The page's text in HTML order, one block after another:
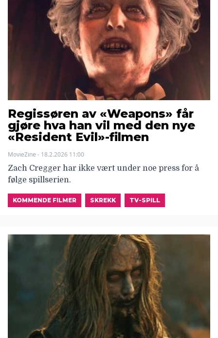
Regissøren av «Weapons» får
gjøre hva han vil med den nye
«Resident Evil»-filmen
MovieZine - 18.2.2026 11:00
Zach Cregger har ikke vært under noe press for å
følge spillserien.
KOMMENDE FILMER SKREKK TV-SPILL